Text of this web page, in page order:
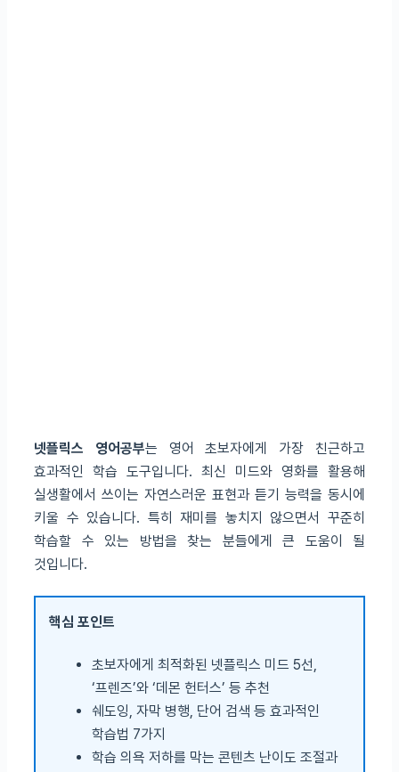
넷플릭스 영어공부는 영어 초보자에게 가장 친근하고
효과적인 학습 도구입니다. 최신 미드와 영화를 활용해
실생활에서 쓰이는 자연스러운 표현과 듣기 능력을 동시에
키울 수 있습니다. 특히 재미를 놓치지 않으면서 꾸준히
학습할 수 있는 방법을 찾는 분들에게 큰 도움이 될
것입니다.
핵심 포인트
초보자에게 최적화된 넷플릭스 미드 5선,
‘프렌즈’와 ‘데몬 헌터스’ 등 추천
쉐도잉, 자막 병행, 단어 검색 등 효과적인
학습법 7가지
학습 의욕 저하를 막는 콘텐츠 난이도 조절과